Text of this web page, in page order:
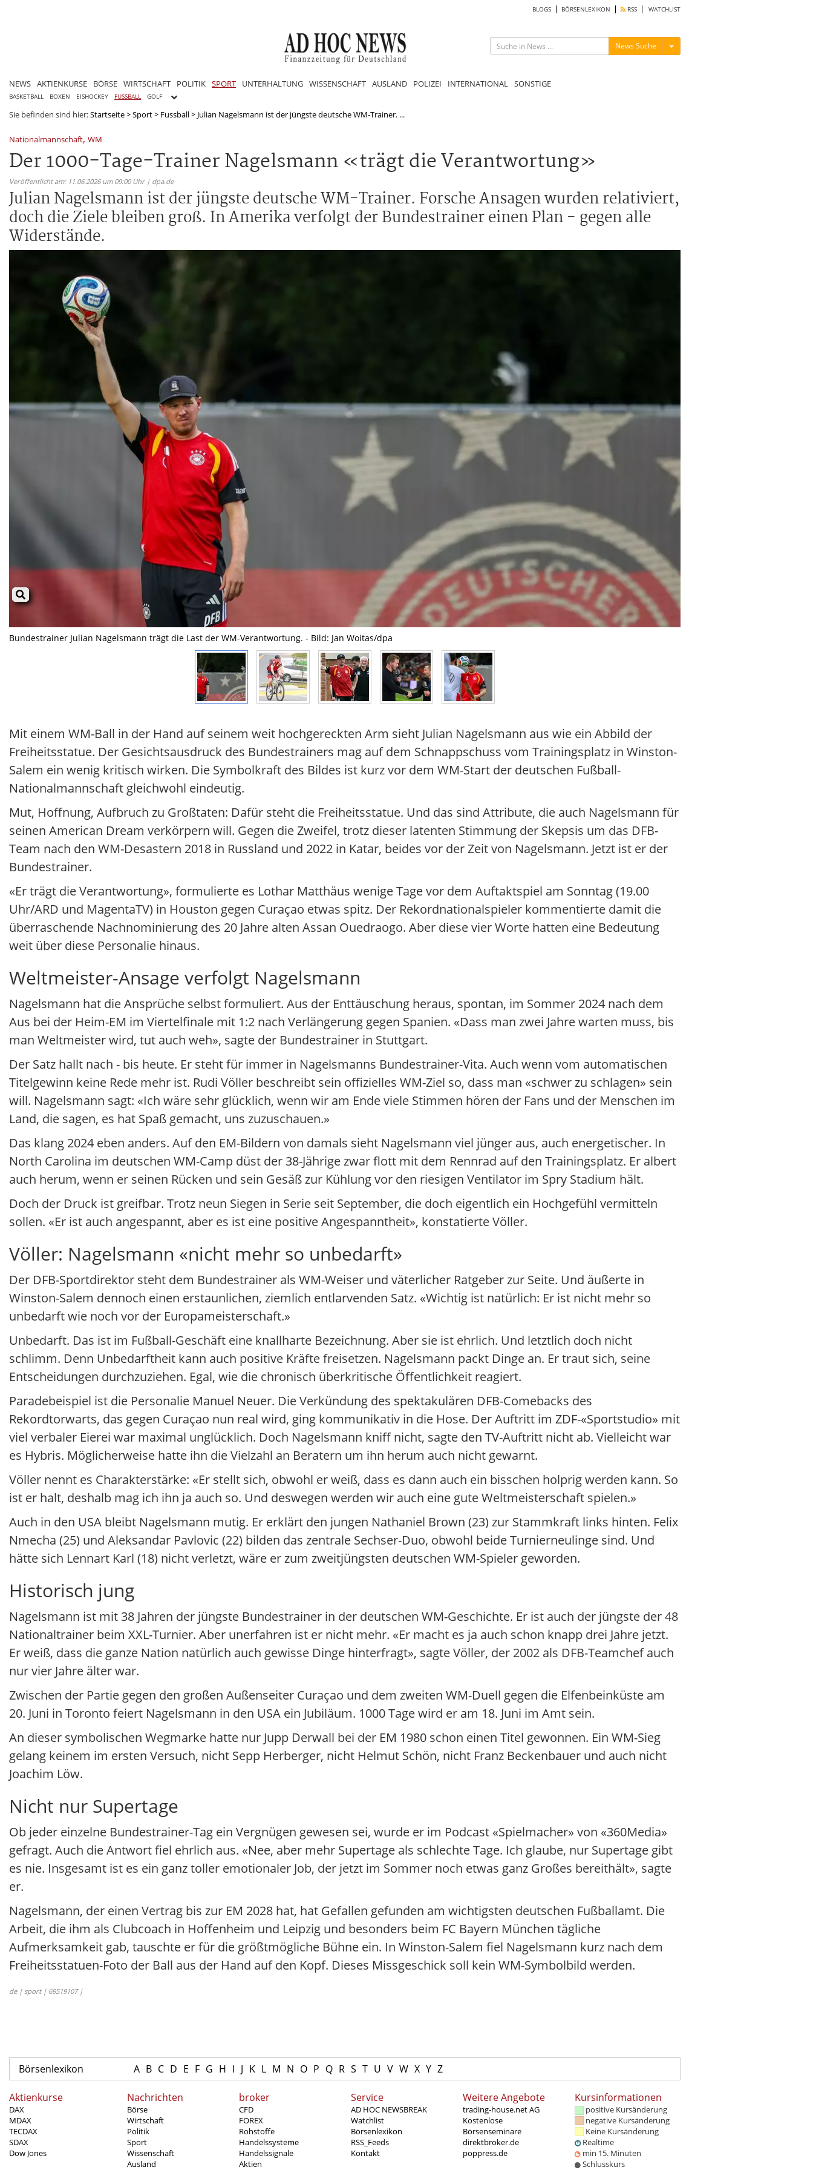
BLOGS BÖRSENLEXIKON RSS WATCHLIST
News Suche Menü ein-/ausblenden
NEWS AKTIENKURSE BÖRSE WIRTSCHAFT POLITIK SPORT UNTERHALTUNG WISSENSCHAFT AUSLAND POLIZEI INTERNATIONAL SONSTIGE
BASKETBALL BOXEN EISHOCKEY FUSSBALL GOLF
Sie befinden sind hier:Startseite>Sport> Fussball> Julian Nagelsmann ist der jüngste deutsche WM-Trainer. ...
Nationalmannschaft, WM
Der 1000-Tage-Trainer Nagelsmann «trägt die Verantwortung»
Veröffentlicht am: 11.06.2026 um 09:00 Uhr | dpa.de
Julian Nagelsmann ist der jüngste deutsche WM-Trainer. Forsche Ansagen wurden relativiert,
doch die Ziele bleiben groß. In Amerika verfolgt der Bundestrainer einen Plan - gegen alle
Widerstände.
Bundestrainer Julian Nagelsmann trägt die Last der WM-Verantwortung. - Bild: Jan Woitas/dpa
Mit einem WM-Ball in der Hand auf seinem weit hochgereckten Arm sieht Julian Nagelsmann aus wie ein Abbild der
Freiheitsstatue. Der Gesichtsausdruck des Bundestrainers mag auf dem Schnappschuss vom Trainingsplatz in Winston-
Salem ein wenig kritisch wirken. Die Symbolkraft des Bildes ist kurz vor dem WM-Start der deutschen Fußball-
Nationalmannschaft gleichwohl eindeutig.
Mut, Hoffnung, Aufbruch zu Großtaten: Dafür steht die Freiheitsstatue. Und das sind Attribute, die auch Nagelsmann für
seinen American Dream verkörpern will. Gegen die Zweifel, trotz dieser latenten Stimmung der Skepsis um das DFB-
Team nach den WM-Desastern 2018 in Russland und 2022 in Katar, beides vor der Zeit von Nagelsmann. Jetzt ist er der
Bundestrainer.
«Er trägt die Verantwortung», formulierte es Lothar Matthäus wenige Tage vor dem Auftaktspiel am Sonntag (19.00
Uhr/ARD und MagentaTV) in Houston gegen Curaçao etwas spitz. Der Rekordnationalspieler kommentierte damit die
überraschende Nachnominierung des 20 Jahre alten Assan Ouedraogo. Aber diese vier Worte hatten eine Bedeutung
weit über diese Personalie hinaus.
Weltmeister-Ansage verfolgt Nagelsmann
Nagelsmann hat die Ansprüche selbst formuliert. Aus der Enttäuschung heraus, spontan, im Sommer 2024 nach dem
Aus bei der Heim-EM im Viertelfinale mit 1:2 nach Verlängerung gegen Spanien. «Dass man zwei Jahre warten muss, bis
man Weltmeister wird, tut auch weh», sagte der Bundestrainer in Stuttgart.
Der Satz hallt nach - bis heute. Er steht für immer in Nagelsmanns Bundestrainer-Vita. Auch wenn vom automatischen
Titelgewinn keine Rede mehr ist. Rudi Völler beschreibt sein offizielles WM-Ziel so, dass man «schwer zu schlagen» sein
will. Nagelsmann sagt: «Ich wäre sehr glücklich, wenn wir am Ende viele Stimmen hören der Fans und der Menschen im
Land, die sagen, es hat Spaß gemacht, uns zuzuschauen.»
Das klang 2024 eben anders. Auf den EM-Bildern von damals sieht Nagelsmann viel jünger aus, auch energetischer. In
North Carolina im deutschen WM-Camp düst der 38-Jährige zwar flott mit dem Rennrad auf den Trainingsplatz. Er albert
auch herum, wenn er seinen Rücken und sein Gesäß zur Kühlung vor den riesigen Ventilator im Spry Stadium hält.
Doch der Druck ist greifbar. Trotz neun Siegen in Serie seit September, die doch eigentlich ein Hochgefühl vermitteln
sollen. «Er ist auch angespannt, aber es ist eine positive Angespanntheit», konstatierte Völler.
Völler: Nagelsmann «nicht mehr so unbedarft»
Der DFB-Sportdirektor steht dem Bundestrainer als WM-Weiser und väterlicher Ratgeber zur Seite. Und äußerte in
Winston-Salem dennoch einen erstaunlichen, ziemlich entlarvenden Satz. «Wichtig ist natürlich: Er ist nicht mehr so
unbedarft wie noch vor der Europameisterschaft.»
Unbedarft. Das ist im Fußball-Geschäft eine knallharte Bezeichnung. Aber sie ist ehrlich. Und letztlich doch nicht
schlimm. Denn Unbedarftheit kann auch positive Kräfte freisetzen. Nagelsmann packt Dinge an. Er traut sich, seine
Entscheidungen durchzuziehen. Egal, wie die chronisch überkritische Öffentlichkeit reagiert.
Paradebeispiel ist die Personalie Manuel Neuer. Die Verkündung des spektakulären DFB-Comebacks des
Rekordtorwarts, das gegen Curaçao nun real wird, ging kommunikativ in die Hose. Der Auftritt im ZDF-«Sportstudio» mit
viel verbaler Eierei war maximal unglücklich. Doch Nagelsmann kniff nicht, sagte den TV-Auftritt nicht ab. Vielleicht war
es Hybris. Möglicherweise hatte ihn die Vielzahl an Beratern um ihn herum auch nicht gewarnt.
Völler nennt es Charakterstärke: «Er stellt sich, obwohl er weiß, dass es dann auch ein bisschen holprig werden kann. So
ist er halt, deshalb mag ich ihn ja auch so. Und deswegen werden wir auch eine gute Weltmeisterschaft spielen.»
Auch in den USA bleibt Nagelsmann mutig. Er erklärt den jungen Nathaniel Brown (23) zur Stammkraft links hinten. Felix
Nmecha (25) und Aleksandar Pavlovic (22) bilden das zentrale Sechser-Duo, obwohl beide Turnierneulinge sind. Und
hätte sich Lennart Karl (18) nicht verletzt, wäre er zum zweitjüngsten deutschen WM-Spieler geworden.
Historisch jung
Nagelsmann ist mit 38 Jahren der jüngste Bundestrainer in der deutschen WM-Geschichte. Er ist auch der jüngste der 48
Nationaltrainer beim XXL-Turnier. Aber unerfahren ist er nicht mehr. «Er macht es ja auch schon knapp drei Jahre jetzt.
Er weiß, dass die ganze Nation natürlich auch gewisse Dinge hinterfragt», sagte Völler, der 2002 als DFB-Teamchef auch
nur vier Jahre älter war.
Zwischen der Partie gegen den großen Außenseiter Curaçao und dem zweiten WM-Duell gegen die Elfenbeinküste am
20. Juni in Toronto feiert Nagelsmann in den USA ein Jubiläum. 1000 Tage wird er am 18. Juni im Amt sein.
An dieser symbolischen Wegmarke hatte nur Jupp Derwall bei der EM 1980 schon einen Titel gewonnen. Ein WM-Sieg
gelang keinem im ersten Versuch, nicht Sepp Herberger, nicht Helmut Schön, nicht Franz Beckenbauer und auch nicht
Joachim Löw.
Nicht nur Supertage
Ob jeder einzelne Bundestrainer-Tag ein Vergnügen gewesen sei, wurde er im Podcast «Spielmacher» von «360Media»
gefragt. Auch die Antwort fiel ehrlich aus. «Nee, aber mehr Supertage als schlechte Tage. Ich glaube, nur Supertage gibt
es nie. Insgesamt ist es ein ganz toller emotionaler Job, der jetzt im Sommer noch etwas ganz Großes bereithält», sagte
er.
Nagelsmann, der einen Vertrag bis zur EM 2028 hat, hat Gefallen gefunden am wichtigsten deutschen Fußballamt. Die
Arbeit, die ihm als Clubcoach in Hoffenheim und Leipzig und besonders beim FC Bayern München tägliche
Aufmerksamkeit gab, tauschte er für die größtmögliche Bühne ein. In Winston-Salem fiel Nagelsmann kurz nach dem
Freiheitsstatuen-Foto der Ball aus der Hand auf den Kopf. Dieses Missgeschick soll kein WM-Symbolbild werden.
de | sport | 69519107 |
Börsenlexikon A B C D E F G H I J K L M N O P Q R S T U V W X Y Z
Aktienkurse
DAX
MDAX
TECDAX
SDAX
Dow Jones
Nachrichten
Börse
Wirtschaft
Politik
Sport
Wissenschaft
Ausland
broker
CFD
FOREX
Rohstoffe
Handelssysteme
Handelssignale
Aktien
Service
AD HOC NEWSBREAK
Watchlist
Börsenlexikon
RSS_Feeds
Kontakt
Weitere Angebote
trading-house.net AG
Kostenlose
Börsenseminare
direktbroker.de
poppress.de
Kursinformationen
positive Kursänderung
negative Kursänderung
Keine Kursänderung
Realtime
min 15. Minuten
Schlusskurs